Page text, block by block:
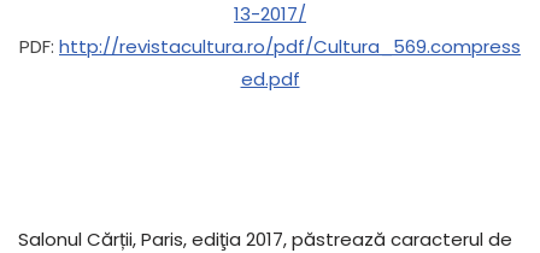
13-2017/
PDF: http://revistacultura.ro/pdf/Cultura_569.compress
ed.pdf
Salonul Cărții, Paris, ediţia 2017, păstrează caracterul de